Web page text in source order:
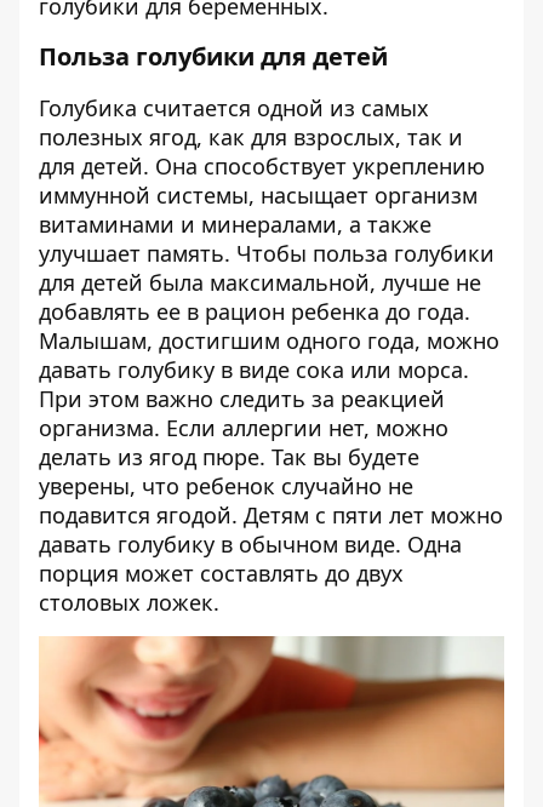
голубики для беременных.
Польза голубики для детей
Голубика считается одной из самых
полезных ягод, как для взрослых, так и
для детей. Она способствует укреплению
иммунной системы, насыщает организм
витаминами и минералами, а также
улучшает память. Чтобы польза голубики
для детей была максимальной, лучше не
добавлять ее в рацион ребенка до года.
Малышам, достигшим одного года, можно
давать голубику в виде сока или морса.
При этом важно следить за реакцией
организма. Если аллергии нет, можно
делать из ягод пюре. Так вы будете
уверены, что ребенок случайно не
подавится ягодой. Детям с пяти лет можно
давать голубику в обычном виде. Одна
порция может составлять до двух
столовых ложек.